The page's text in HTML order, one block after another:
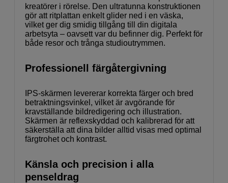
kreatörer i rörelse. Den ultratunna konstruktionen
gör att ritplattan enkelt glider ned i en väska,
vilket ger dig smidig tillgång till din digitala
arbetsyta – oavsett var du befinner dig. Perfekt för
både resor och trånga studioutrymmen.
Professionell färgåtergivning
IPS-skärmen levererar korrekta färger och bred
betraktningsvinkel, vilket är avgörande för
kravställande bildredigering och illustration.
Skärmen är reflexskyddad och kalibrerad för att
säkerställa att dina bilder alltid visas med optimal
färgtrohet och kontrast.
Känsla och precision i alla
penseldrag